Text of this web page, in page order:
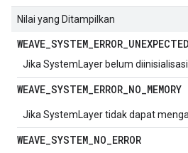
Nilai yang Ditampilkan
WEAVE_SYSTEM_ERROR_UNEXPECTED
Jika SystemLayer belum diinisialisasi.
WEAVE_SYSTEM_ERROR_NO_MEMORY
Jika SystemLayer tidak dapat
WEAVE_SYSTEM_NO_ERROR